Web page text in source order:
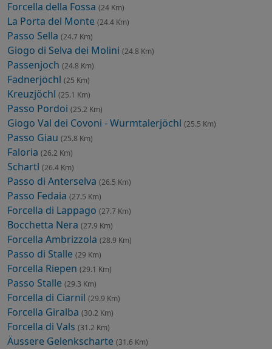
Forcella della Fossa (24 Km)
La Porta del Monte (24.4 Km)
Passo Sella (24.7 Km)
Giogo di Selva dei Molini (24.8 Km)
Passenjoch (24.8 Km)
Fadnerjöchl (25 Km)
Kreuzjöchl (25.1 Km)
Passo Pordoi (25.2 Km)
Giogo Val dei Covoni - Wurmtalerjöchl (25.5 Km)
Passo Giau (25.8 Km)
Faloria (26.2 Km)
Schartl (26.4 Km)
Passo di Anterselva (26.5 Km)
Passo Fedaia (27.5 Km)
Forcella di Lappago (27.7 Km)
Bocchetta Nera (27.9 Km)
Forcella Ambrizzola (28.9 Km)
Passo di Stalle (29 Km)
Forcella Riepen (29.1 Km)
Passo Stalle (29.3 Km)
Forcella di Ciarnil (29.9 Km)
Forcella Giralba (30.2 Km)
Forcella di Vals (31.2 Km)
Äussere Gelenkscharte (31.6 Km)